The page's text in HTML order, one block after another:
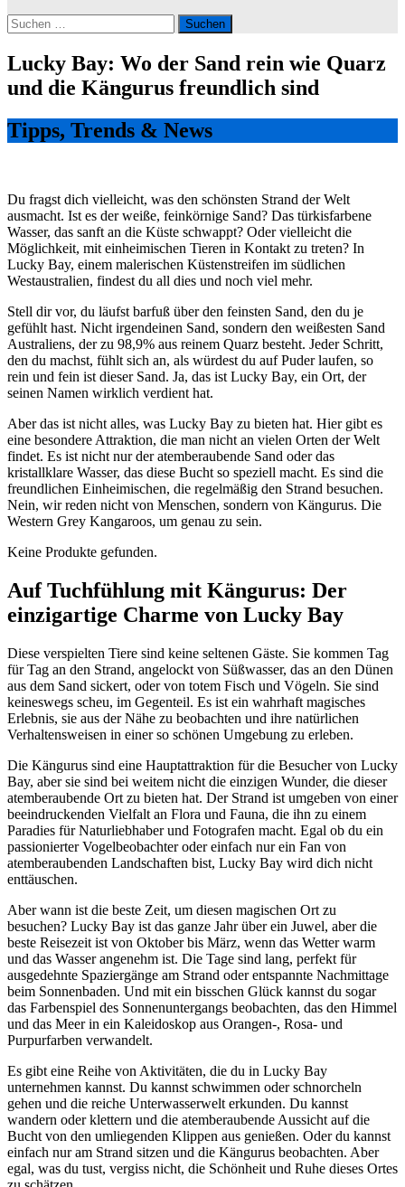
Suchen
nach:
Lucky Bay: Wo der Sand rein wie Quarz
und die Kängurus freundlich sind
Tipps, Trends & News
Du fragst dich vielleicht, was den schönsten Strand der Welt
ausmacht. Ist es der weiße, feinkörnige Sand? Das türkisfarbene
Wasser, das sanft an die Küste schwappt? Oder vielleicht die
Möglichkeit, mit einheimischen Tieren in Kontakt zu treten? In
Lucky Bay, einem malerischen Küstenstreifen im südlichen
Westaustralien, findest du all dies und noch viel mehr.
Stell dir vor, du läufst barfuß über den feinsten Sand, den du je
gefühlt hast. Nicht irgendeinen Sand, sondern den weißesten Sand
Australiens, der zu 98,9% aus reinem Quarz besteht. Jeder Schritt,
den du machst, fühlt sich an, als würdest du auf Puder laufen, so
rein und fein ist dieser Sand. Ja, das ist Lucky Bay, ein Ort, der
seinen Namen wirklich verdient hat.
Aber das ist nicht alles, was Lucky Bay zu bieten hat. Hier gibt es
eine besondere Attraktion, die man nicht an vielen Orten der Welt
findet. Es ist nicht nur der atemberaubende Sand oder das
kristallklare Wasser, das diese Bucht so speziell macht. Es sind die
freundlichen Einheimischen, die regelmäßig den Strand besuchen.
Nein, wir reden nicht von Menschen, sondern von Kängurus. Die
Western Grey Kangaroos, um genau zu sein.
Keine Produkte gefunden.
Auf Tuchfühlung mit Kängurus: Der
einzigartige Charme von Lucky Bay
Diese verspielten Tiere sind keine seltenen Gäste. Sie kommen Tag
für Tag an den Strand, angelockt von Süßwasser, das an den Dünen
aus dem Sand sickert, oder von totem Fisch und Vögeln. Sie sind
keineswegs scheu, im Gegenteil. Es ist ein wahrhaft magisches
Erlebnis, sie aus der Nähe zu beobachten und ihre natürlichen
Verhaltensweisen in einer so schönen Umgebung zu erleben.
Die Kängurus sind eine Hauptattraktion für die Besucher von Lucky
Bay, aber sie sind bei weitem nicht die einzigen Wunder, die dieser
atemberaubende Ort zu bieten hat. Der Strand ist umgeben von einer
beeindruckenden Vielfalt an Flora und Fauna, die ihn zu einem
Paradies für Naturliebhaber und Fotografen macht. Egal ob du ein
passionierter Vogelbeobachter oder einfach nur ein Fan von
atemberaubenden Landschaften bist, Lucky Bay wird dich nicht
enttäuschen.
Aber wann ist die beste Zeit, um diesen magischen Ort zu
besuchen? Lucky Bay ist das ganze Jahr über ein Juwel, aber die
beste Reisezeit ist von Oktober bis März, wenn das Wetter warm
und das Wasser angenehm ist. Die Tage sind lang, perfekt für
ausgedehnte Spaziergänge am Strand oder entspannte Nachmittage
beim Sonnenbaden. Und mit ein bisschen Glück kannst du sogar
das Farbenspiel des Sonnenuntergangs beobachten, das den Himmel
und das Meer in ein Kaleidoskop aus Orangen-, Rosa- und
Purpurfarben verwandelt.
Es gibt eine Reihe von Aktivitäten, die du in Lucky Bay
unternehmen kannst. Du kannst schwimmen oder schnorcheln
gehen und die reiche Unterwasserwelt erkunden. Du kannst
wandern oder klettern und die atemberaubende Aussicht auf die
Bucht von den umliegenden Klippen aus genießen. Oder du kannst
einfach nur am Strand sitzen und die Kängurus beobachten. Aber
egal, was du tust, vergiss nicht, die Schönheit und Ruhe dieses Ortes